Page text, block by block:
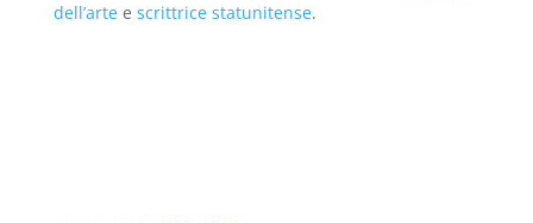
dell’artee scrittrice statunitense.